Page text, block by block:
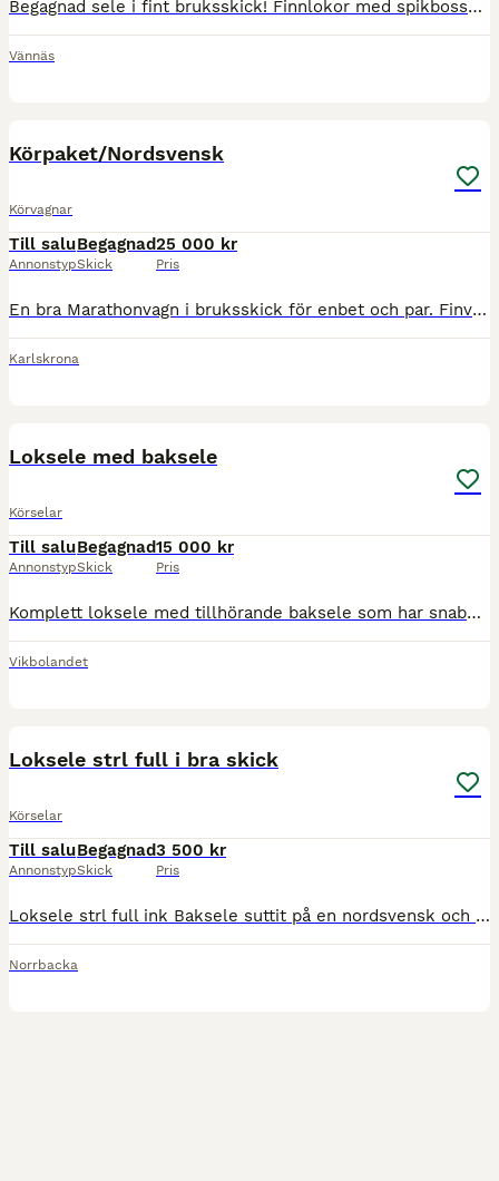
Begagnad sele i fint bruksskick! Finnlokor med spikbossa, nya uppehållsremmar och däckelgjord med tillhörande stroppar, enkel bukgjord, ryggstycke med svanskappa och selpinnar ingår. Ställbara dragläd
Vännäs
Körpaket/Nordsvensk
Körvagnar
Till salu
Annonstyp
Begagnad
Skick
25 000 kr
Pris
En bra Marathonvagn i bruksskick för enbet och par. Finvang i gott skick (allt original) för enbet och par. Parselen. Loksele. Säljes tillsammans för 25 000. Säljes även för sig. Tyvärr har jag just
Karlskrona
Loksele med baksele
Körselar
Till salu
Annonstyp
Begagnad
Skick
15 000 kr
Pris
Komplett loksele med tillhörande baksele som har snabbspännen. Skakelremmar ingår. Svart läder. Mått på lokor 71 cm och dragläder 40 cm, finns bilder på måtten. Mjuk läderdäckel. Finns även svanska
Vikbolandet
Loksele strl full i bra skick
Körselar
Till salu
Annonstyp
Begagnad
Skick
3 500 kr
Pris
Loksele strl full ink Baksele suttit på en nordsvensk och ett halvblod . Använd ca 10 ggr lädret är mjukt o fint. Pris 3500 kan skickas mot frakt 295 kr
Norrbacka